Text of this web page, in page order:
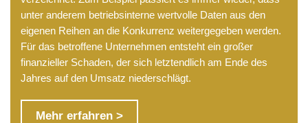
unter anderem betriebsinterne wertvolle Daten aus den
eigenen Reihen an die Konkurrenz weitergegeben werden.
Für das betroffene Unternehmen entsteht ein großer
finanzieller Schaden, der sich letztendlich am Ende des
Jahres auf den Umsatz niederschlägt.
Mehr erfahren >